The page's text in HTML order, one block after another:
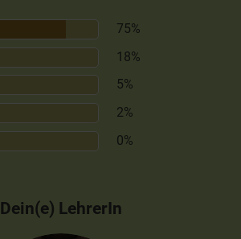
75%
18%
5%
2%
0%
Dein(e) LehrerIn